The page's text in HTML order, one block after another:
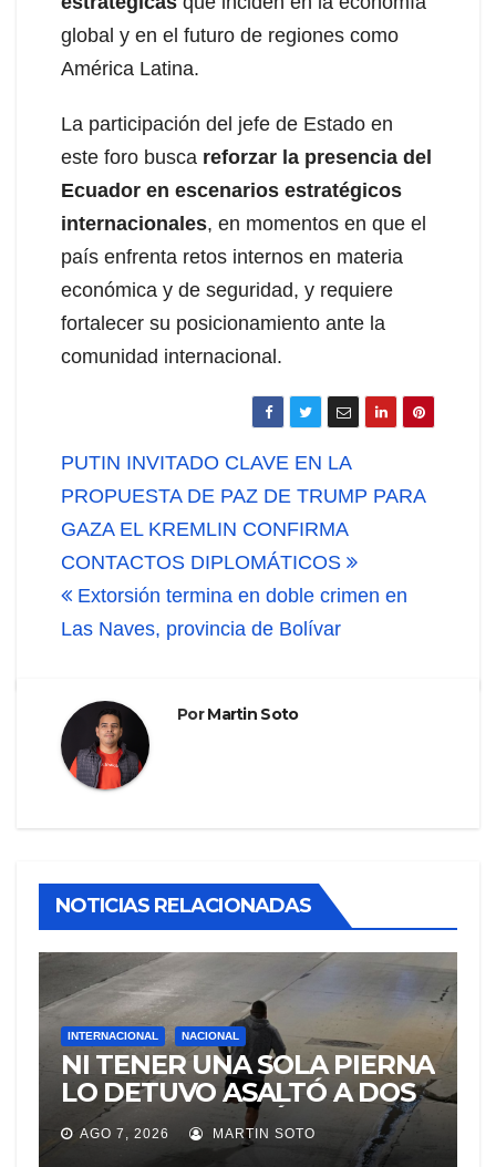
global y en el futuro de regiones como
América Latina.
La participación del jefe de Estado en
este foro busca reforzar la presencia del
Ecuador en escenarios estratégicos
internacionales, en momentos en que el
país enfrenta retos internos en materia
económica y de seguridad, y requiere
fortalecer su posicionamiento ante la
comunidad internacional.
Navegación
de
entradas
PUTIN INVITADO CLAVE EN LA
PROPUESTA DE PAZ DE TRUMP PARA
GAZA EL KREMLIN CONFIRMA
CONTACTOS DIPLOMÁTICOS
Extorsión termina en doble crimen en
Las Naves, provincia de Bolívar
PorMartin Soto
NOTICIAS RELACIONADAS
INTERNACIONAL NACIONAL
NI TENER UNA SOLA PIERNA
LO DETUVO ASALTÓ A DOS
MUJERES Y HUYÓ
BRINCANDO.
AGO 7, 2026 MARTIN SOTO